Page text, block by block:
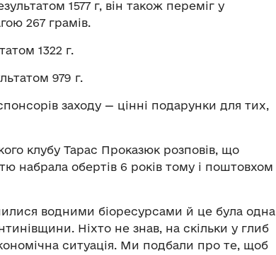
1577 г, він також переміг у
267 грамів.
1322 г.
979 г.
заходу — цінні подарунки для тих,
клубу Тарас Проказюк розповів, що
набрала обертів 6 років тому і поштовхом
водними біоресурсами й це була одна
Ніхто не знав, на скільки у глиб
ситуація. Ми подбали про те, щоб